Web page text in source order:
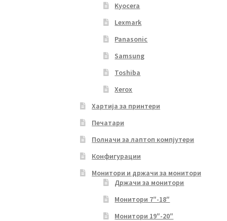
Kyocera
Lexmark
Panasonic
Samsung
Toshiba
Xerox
Хартија за принтери
Печатари
Полначи за лаптоп компјутери
Конфигурации
Монитори и држачи за монитори
Држачи за монитори
Монитори 7″-18″
Монитори 19″-20″